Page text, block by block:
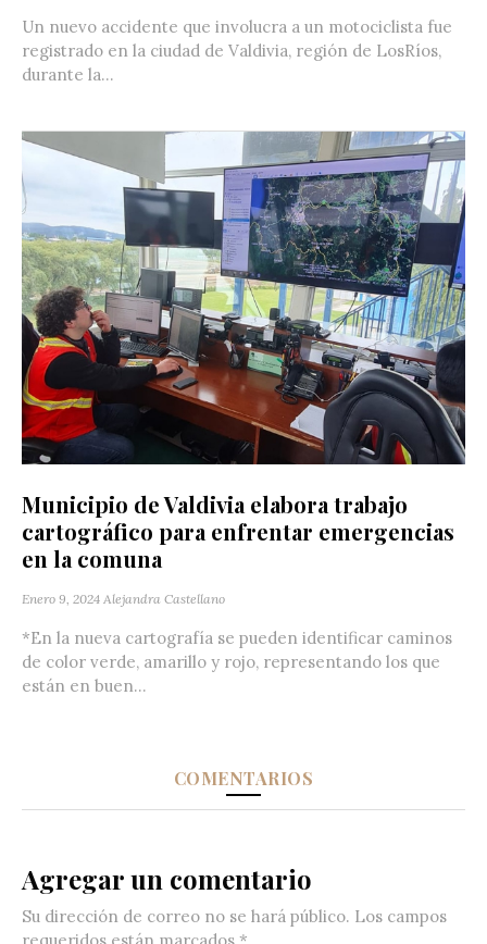
Un nuevo accidente que involucra a un motociclista fue
registrado en la ciudad de Valdivia, región de LosRíos,
durante la...
Municipio de Valdivia elabora trabajo
cartográfico para enfrentar emergencias
en la comuna
Enero 9, 2024 Alejandra Castellano
*En la nueva cartografía se pueden identificar caminos
de color verde, amarillo y rojo, representando los que
están en buen...
COMENTARIOS
Agregar un comentario
Su dirección de correo no se hará público. Los campos